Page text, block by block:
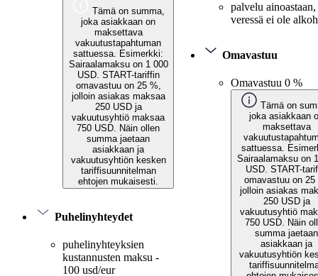
Tämä on summa,
joka asiakkaan on
maksettava
vakuutustapahtuman
sattuessa. Esimerkki:
Sairaalamaksu on 1 000
USD. START-tariffin
omavastuu on 25 %,
jolloin asiakas maksaa
250 USD ja
vakuutusyhtiö maksaa
750 USD. Näin ollen
summa jaetaan
asiakkaan ja
vakuutusyhtiön kesken
tariffisuunnitelman
ehtojen mukaisesti.
Puhelinyhteydet
puhelinyhteyksien
kustannusten maksu -
100 usd/eur
palvelu
veressä ei ole
Omavastuu
Omavastuu 0 %
Tämä on
joka asiakkaan
maksettava
sattuessa.
Sairaalamaksu on
USD. START-
omavastuu on 25
jolloin asiakas
250 USD ja
vakuutusyhtiö
750 USD. Näin
summa jaetaan
asiakkaan ja
vakuutusyhtiön